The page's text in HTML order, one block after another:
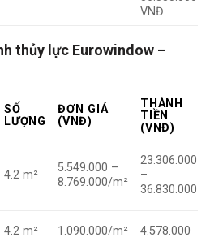
VNĐ
thủy lực Eurowindow –
SỐ
LƯỢNG
ĐƠN GIÁ
(VNĐ)
THÀNH
TIỀN
(VNĐ)
4.2 m²
5.549.000 –
8.769.000/m²
23.306.000
–
36.830.000
4.2 m² 1.090.000/m² 4.578.000